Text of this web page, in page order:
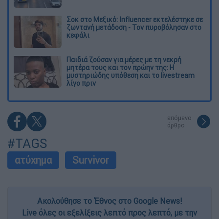
Σοκ στο Μεξικό: Influencer εκτελέστηκε σε
ζωντανή μετάδοση - Τον πυροβόλησαν στο
κεφάλι
Παιδιά ζούσαν για μέρες με τη νεκρή
μητέρα τους και τον πρώην της: Η
μυστηριώδης υπόθεση και το livestream
λίγο πριν
επόμενο
άρθρο
#TAGS
ατύχημα Survivor
Ακολούθησε το Έθνος στο Google News!
Live όλες οι εξελίξεις λεπτό προς λεπτό, με την